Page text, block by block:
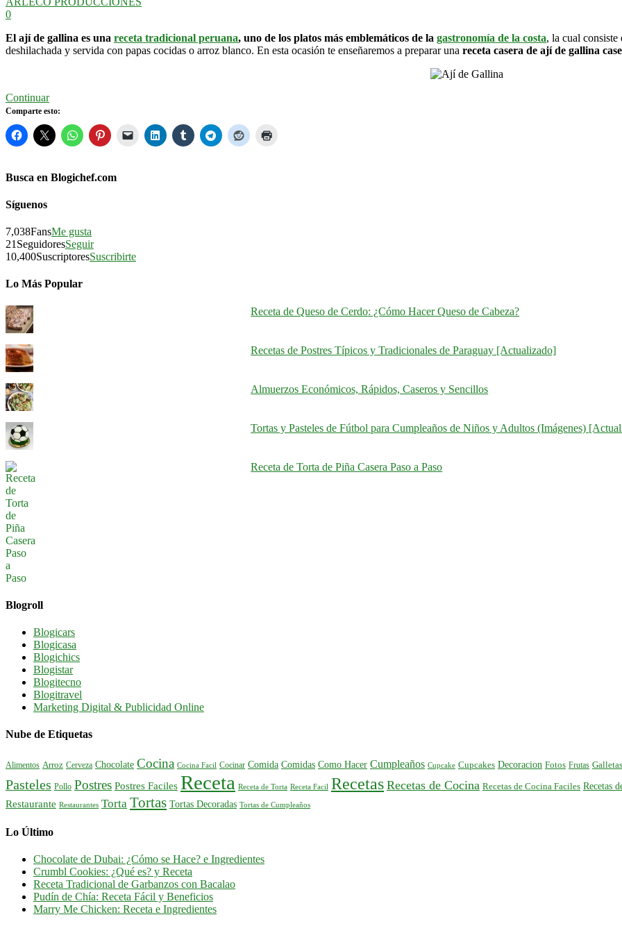
0
El ají de gallina es una receta tradicional peruana, uno de los platos más emblemáticos de la gastronomía de la costa, la cual consiste
deshilachada y servida con papas cocidas o arroz blanco. En esta ocasión te enseñaremos a preparar una receta casera de ají de gallina
Continuar
Comparte esto:
Busca en Blogichef.com
Síguenos
7,038FansMe gusta
21 SeguidoresSeguir
10,400SuscriptoresSuscribirte
Lo Más Popular
Receta de Queso de Cerdo: ¿Cómo Hacer Queso de Cabeza?
Recetas de Postres Típicos y Tradicionales de Paraguay [Actualizado]
Almuerzos Económicos, Rápidos, Caseros y Sencillos
Tortas y Pasteles de Fútbol para Cumpleaños de Niños y Adultos (Imágenes)
Receta de Torta de Piña Casera Paso a Paso
Blogroll
Blogicars
Blogicasa
Blogichics
Blogistar
Blogitecno
Blogitravel
Marketing Digital & Publicidad Online
Nube de Etiquetas
Alimentos Arroz Cerveza Chocolate Cocina Cocina Facil Cocinar Comida Comidas Como Hacer Cumpleaños Cupcake Cupcakes Decoracion Fotos Frutas Galletas
Pasteles Pollo Postres Postres Faciles Receta Receta de Torta Receta Facil Recetas Recetas de Cocina Recetas de Cocina Faciles Recetas
Restaurante Restaurantes Torta Tortas Tortas Decoradas Tortas de Cumpleaños
Lo Último
Chocolate de Dubai: ¿Cómo se Hace? e Ingredientes
Crumbl Cookies: ¿Qué es? y Receta
Receta Tradicional de Garbanzos con Bacalao
Pudín de Chía: Receta Fácil y Beneficios
Marry Me Chicken: Receta e Ingredientes